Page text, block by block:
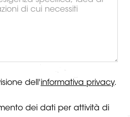
dell'informativa privacy.
dei dati per attività di